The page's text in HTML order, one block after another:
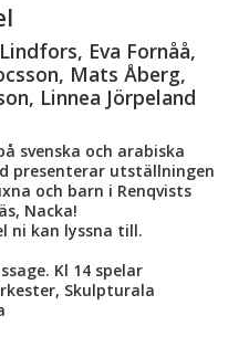
Eva Fornåå,
Mats Åberg,
Linnea Jörpeland
svenska och arabiska
presenterar utställningen
och barn i Renqvists
Nacka!
ni kan lyssna till.
Kl 14 spelar
Skulpturala